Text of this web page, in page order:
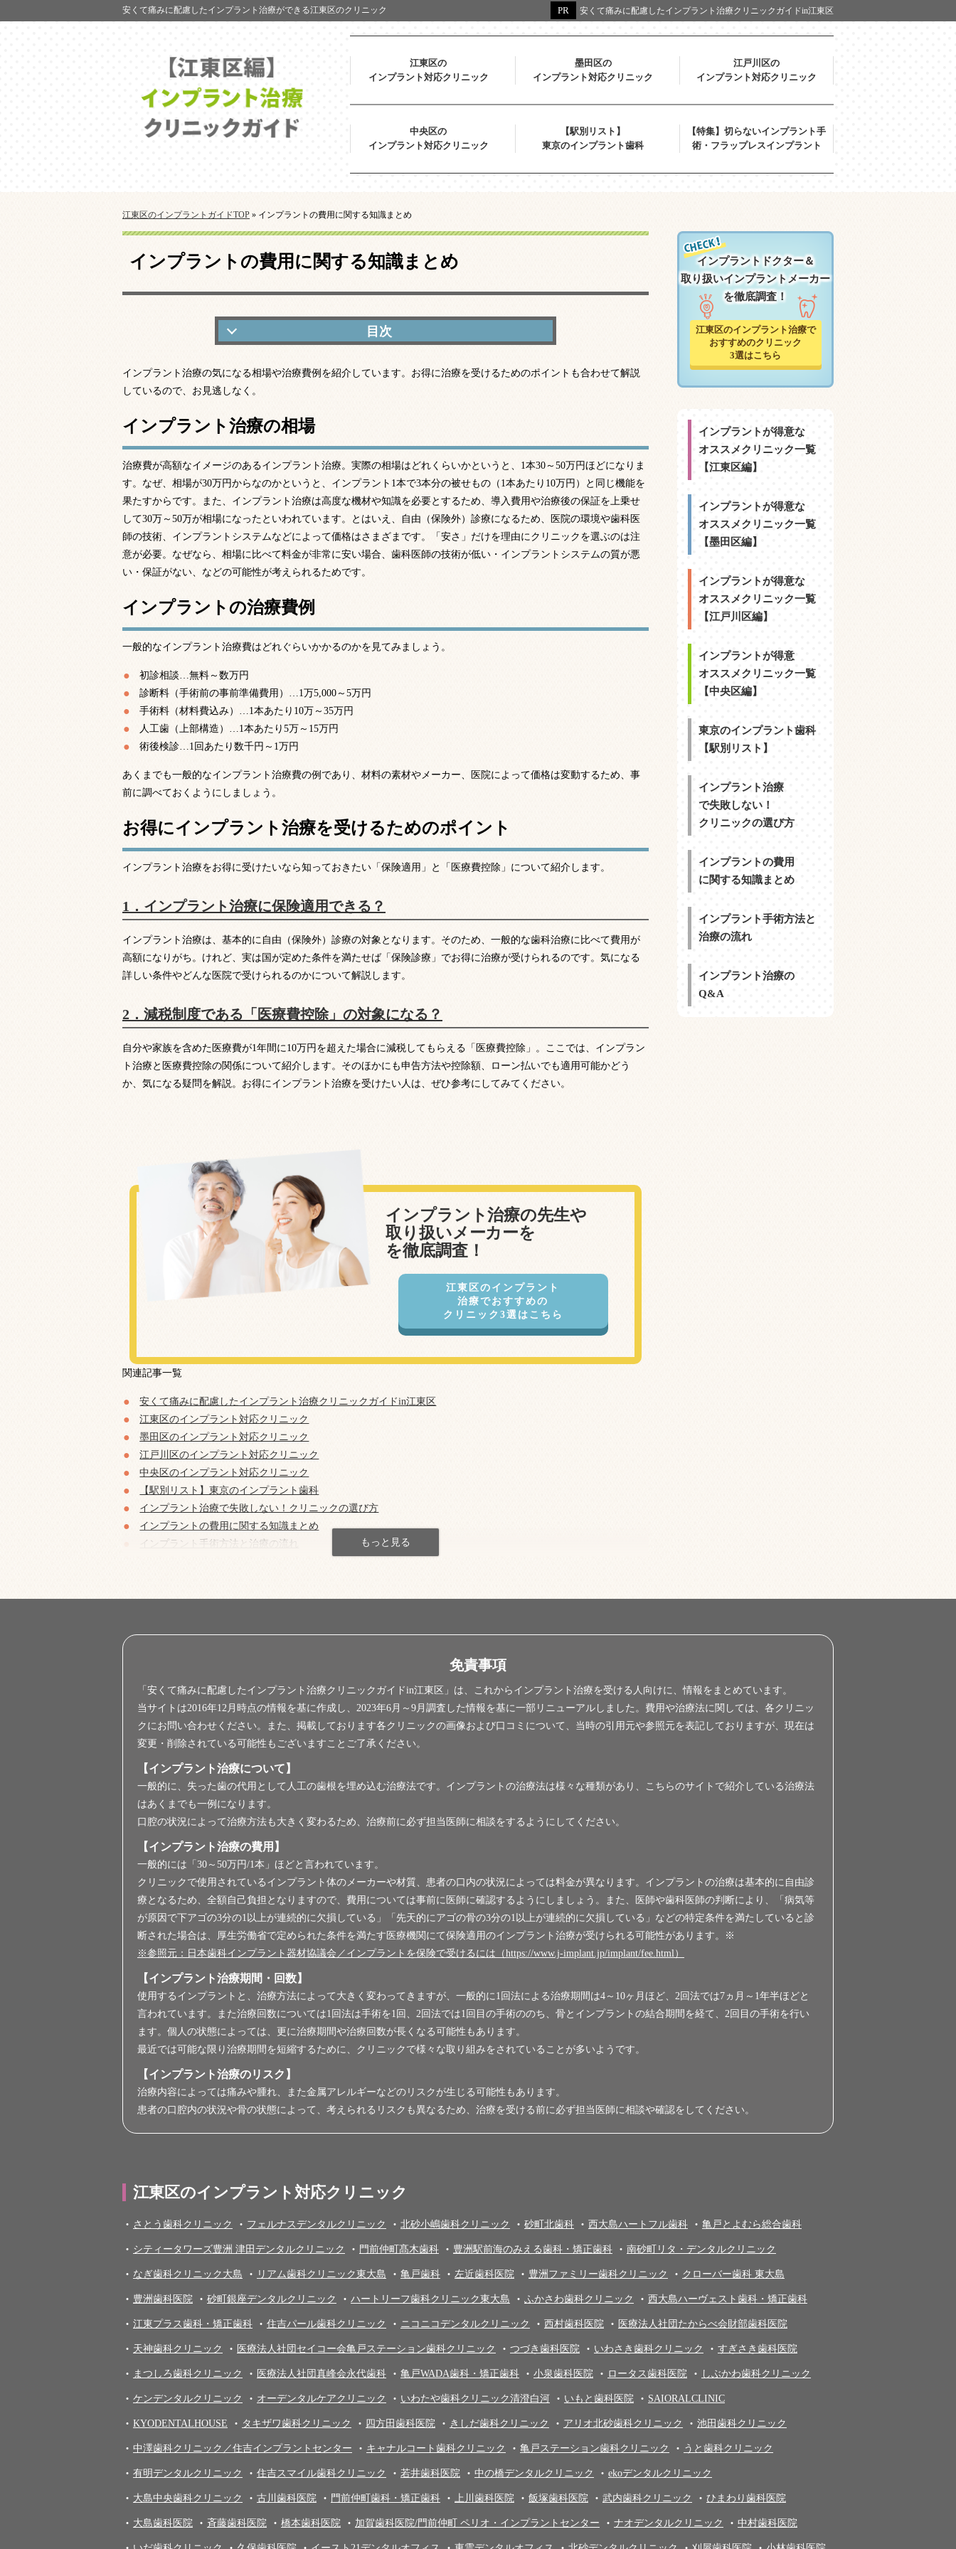
安くて痛みに配慮したインプラント治療クリニックガイドin江東区
安くて痛みに配慮したインプラント治療ができる江東区のクリニック
江東区の
インプラント対応クリニック
墨田区の
インプラント対応クリニック
江戸川区の
インプラント対応クリニック
中央区の
インプラント対応クリニック
【駅別リスト】
東京のインプラント歯科
【特集】切らないインプラント手
術・フラップレスインプラント
江東区のインプラントガイドTOP » インプラントの費用に関する知識まとめ
インプラントの費用に関する知識まとめ
インプラントの治療費例
インプラント治療の気になる相場や治療費例を紹介しています。お得に治療を受けるためのポイントも合わせて解説
しているので、お見逃しなく。
インプラント治療の相場
治療費が高額なイメージのあるインプラント治療。実際の相場はどれくらいかというと、1本30～50万円ほどになりま
す。なぜ、相場が30万円からなのかというと、インプラント1本で3本分の被せもの（1本あたり10万円）と同じ機能を
果たすからです。また、インプラント治療は高度な機材や知識を必要とするため、導入費用や治療後の保証を上乗せ
して30万～50万が相場になったといわれています。とはいえ、自由（保険外）診療になるため、医院の環境や歯科医
師の技術、インプラントシステムなどによって価格はさまざまです。「安さ」だけを理由にクリニックを選ぶのは注
意が必要。なぜなら、相場に比べて料金が非常に安い場合、歯科医師の技術が低い・インプラントシステムの質が悪
い・保証がない、などの可能性が考えられるためです。
インプラントの治療費例
一般的なインプラント治療費はどれぐらいかかるのかを見てみましょう。
初診相談…無料～数万円
診断料（手術前の事前準備費用）…1万5,000～5万円
手術料（材料費込み）…1本あたり10万～35万円
人工歯（上部構造）…1本あたり5万～15万円
術後検診…1回あたり数千円～1万円
あくまでも一般的なインプラント治療費の例であり、材料の素材やメーカー、医院によって価格は変動するため、事
前に調べておくようにしましょう。
お得にインプラント治療を受けるためのポイント
インプラント治療をお得に受けたいなら知っておきたい「保険適用」と「医療費控除」について紹介します。
1．インプラント治療に保険適用できる？
インプラント治療は、基本的に自由（保険外）診療の対象となります。そのため、一般的な歯科治療に比べて費用が
高額になりがち。けれど、実は国が定めた条件を満たせば「保険診療」でお得に治療が受けられるのです。気になる
詳しい条件やどんな医院で受けられるのかについて解説します。
2．減税制度である「医療費控除」の対象になる？
自分や家族を含めた医療費が1年間に10万円を超えた場合に減税してもらえる「医療費控除」。ここでは、インプラン
ト治療と医療費控除の関係について紹介します。そのほかにも申告方法や控除額、ローン払いでも適用可能かどう
か、気になる疑問を解説。お得にインプラント治療を受けたい人は、ぜひ参考にしてみてください。
インプラント治療の先生や
取り扱いメーカーを
を徹底調査！
江東区のインプラント
治療でおすすめの
クリニック3選はこちら
関連記事一覧
安くて痛みに配慮したインプラント治療クリニックガイドin江東区
江東区のインプラント対応クリニック
墨田区のインプラント対応クリニック
江戸川区のインプラント対応クリニック
中央区のインプラント対応クリニック
【駅別リスト】東京のインプラント歯科
インプラント治療で失敗しない！クリニックの選び方
インプラントの費用に関する知識まとめ
インプラント手術方法と治療の流れ
運営会社情報
インプラントドクター＆
取り扱いインプラントメーカー
を徹底調査！
江東区のインプラント治療で
おすすめのクリニック
3選はこちら
インプラントが得意な
オススメクリニック一覧
【江東区編】
インプラントが得意な
オススメクリニック一覧
【墨田区編】
インプラントが得意な
オススメクリニック一覧
【江戸川区編】
インプラントが得意
オススメクリニック一覧
【中央区編】
東京のインプラント歯科
【駅別リスト】
インプラント治療
で失敗しない！
クリニックの選び方
インプラントの費用
に関する知識まとめ
インプラント手術方法と
治療の流れ
インプラント治療の
Q&A
免責事項
「安くて痛みに配慮したインプラント治療クリニックガイドin江東区」は、これからインプラント治療を受ける人向けに、情報をまとめています。
当サイトは2016年12月時点の情報を基に作成し、2023年6月～9月調査した情報を基に一部リニューアルしました。費用や治療法に関しては、各クリニッ
クにお問い合わせください。また、掲載しております各クリニックの画像および口コミについて、当時の引用元や参照元を表記しておりますが、現在は
変更・削除されている可能性もございますことご了承ください。
【インプラント治療について】
一般的に、失った歯の代用として人工の歯根を埋め込む治療法です。インプラントの治療法は様々な種類があり、こちらのサイトで紹介している治療法
はあくまでも一例になります。
口腔の状況によって治療方法も大きく変わるため、治療前に必ず担当医師に相談をするようにしてください。
【インプラント治療の費用】
一般的には「30～50万円/1本」ほどと言われています。
クリニックで使用されているインプラント体のメーカーや材質、患者の口内の状況によっては料金が異なります。インプラントの治療は基本的に自由診
療となるため、全額自己負担となりますので、費用については事前に医師に確認するようにしましょう。また、医師や歯科医師の判断により、「病気等
が原因で下アゴの3分の1以上が連続的に欠損している」「先天的にアゴの骨の3分の1以上が連続的に欠損している」などの特定条件を満たしていると診
断された場合は、厚生労働省で定められた条件を満たす医療機関にて保険適用のインプラント治療が受けられる可能性があります。※
※参照元：日本歯科インプラント器材協議会／インプラントを保険で受けるには（https://www.j-implant.jp/implant/fee.html）
【インプラント治療期間・回数】
使用するインプラントと、治療方法によって大きく変わってきますが、一般的に1回法による治療期間は4～10ヶ月ほど、2回法では7ヵ月～1年半ほどと
言われています。また治療回数については1回法は手術を1回、2回法では1回目の手術ののち、骨とインプラントの結合期間を経て、2回目の手術を行い
ます。個人の状態によっては、更に治療期間や治療回数が長くなる可能性もあります。
最近では可能な限り治療期間を短縮するために、クリニックで様々な取り組みをされていることが多いようです。
【インプラント治療のリスク】
治療内容によっては痛みや腫れ、また金属アレルギーなどのリスクが生じる可能性もあります。
患者の口腔内の状況や骨の状態によって、考えられるリスクも異なるため、治療を受ける前に必ず担当医師に相談や確認をしてください。
江東区のインプラント対応クリニック
さとう歯科クリニック フェルナスデンタルクリニック 北砂小嶋歯科クリニック 砂町北歯科 西大島ハートフル歯科 亀戸とよむら総合歯科
シティータワーズ豊洲 津田デンタルクリニック 門前仲町髙木歯科 豊洲駅前海のみえる歯科・矯正歯科 南砂町リタ・デンタルクリニック
なぎ歯科クリニック大島 リアム歯科クリニック東大島 亀戸歯科 左近歯科医院 豊洲ファミリー歯科クリニック クローバー歯科 東大島
豊洲歯科医院 砂町銀座デンタルクリニック ハートリーフ歯科クリニック東大島 ふかさわ歯科クリニック 西大島ハーヴェスト歯科・矯正歯科
江東プラス歯科・矯正歯科 住吉パール歯科クリニック ニコニコデンタルクリニック 西村歯科医院 医療法人社団たからべ会財部歯科医院
天神歯科クリニック 医療法人社団セイコー会亀戸ステーション歯科クリニック つづき歯科医院 いわさき歯科クリニック すぎさき歯科医院
まつしろ歯科クリニック 医療法人社団真峰会永代歯科 亀戸WADA歯科・矯正歯科 小泉歯科医院 ロータス歯科医院 しぶかわ歯科クリニック
ケンデンタルクリニック オーデンタルケアクリニック いわたや歯科クリニック清澄白河 いもと歯科医院 SAIORALCLINIC
KYODENTALHOUSE タキザワ歯科クリニック 四方田歯科医院 きしだ歯科クリニック アリオ北砂歯科クリニック 池田歯科クリニック
中澤歯科クリニック／住吉インプラントセンター キャナルコート歯科クリニック 亀戸ステーション歯科クリニック うと歯科クリニック
有明デンタルクリニック 住吉スマイル歯科クリニック 若井歯科医院 中の橋デンタルクリニック ekoデンタルクリニック
大島中央歯科クリニック 古川歯科医院 門前仲町歯科・矯正歯科 上川歯科医院 飯塚歯科医院 武内歯科クリニック ひまわり歯科医院
大島歯科医院 斉藤歯科医院 橋本歯科医院 加賀歯科医院/門前仲町 ペリオ・インプラントセンター ナオデンタルクリニック 中村歯科医院